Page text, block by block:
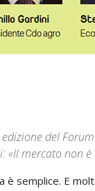
del
«Il mercato non
è semplice. E